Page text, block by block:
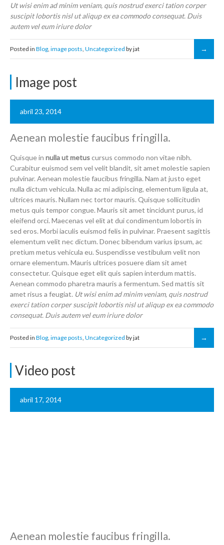
Ut wisi enim ad minim veniam, quis nostrud exerci tation corper
suscipit lobortis nisl ut aliqup ex ea commodo consequat. Duis
autem vel eum iriure dolor
Posted in Blog, image posts, Uncategorized by jat
Image post
abril 23, 2014
Aenean molestie faucibus fringilla.
Quisque in nulla ut metuscursus commodo non vitae nibh.
Curabitur euismod sem vel velit blandit, sit amet molestie sapien
pulvinar. Aenean molestie faucibus fringilla. Nam at justo eget
nulla dictum vehicula. Nulla ac mi adipiscing, elementum ligula at,
ultrices mauris. Nullam nec tortor mauris. Quisque sollicitudin
metus quis tempor congue. Mauris sit amet tincidunt purus, id
eleifend orci. Maecenas vel elit at dui condimentum lobortis in
sed eros. Morbi iaculis euismod felis in pulvinar. Praesent sagittis
elementum velit nec dictum. Donec bibendum varius ipsum, ac
pretium metus vehicula eu. Suspendisse vestibulum velit non
ornare elementum. Mauris ultrices posuere diam sit amet
consectetur. Quisque eget elit quis sapien interdum mattis.
Aenean commodo pharetra mauris a fermentum. Sed mattis sit
amet risus a feugiat. Ut wisi enim ad minim veniam, quis nostrud
exerci tation corper suscipit lobortis nisl ut aliqup ex ea commodo
consequat. Duis autem vel eum iriure dolor
Posted in Blog, image posts, Uncategorized by jat
Video post
abril 17, 2014
Aenean molestie faucibus fringilla.